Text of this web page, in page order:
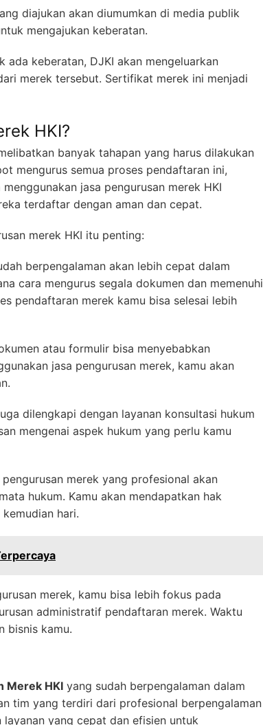
diajukan akan diumumkan di media publik
mengajukan keberatan.
keberatan, DJKI akan mengeluarkan
merek tersebut. Sertifikat merek ini menjadi
HKI?
banyak tahapan yang harus dilakukan
mengurus semua proses pendaftaran ini,
jasa pengurusan merek HKI
terdaftar dengan aman dan cepat.
merek HKI itu penting:
berpengalaman akan lebih cepat dalam
cara mengurus segala dokumen dan memenuhi
pendaftaran merek kamu bisa selesai lebih
atau formulir bisa menyebabkan
jasa pengurusan merek, kamu akan
dilengkapi dengan layanan konsultasi hukum
mengenai aspek hukum yang perlu kamu
merek yang profesional akan
hukum. Kamu akan mendapatkan hak
hari.
merek, kamu bisa lebih fokus pada
administratif pendaftaran merek. Waktu
bisnis kamu.
Merek HKI yang sudah berpengalaman dalam
tim yang terdiri dari profesional berpengalaman
yang cepat dan efisien untuk